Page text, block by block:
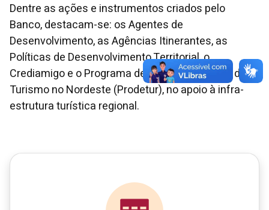
Dentre as ações e instrumentos criados pelo
Banco, destacam-se: os Agentes de
Desenvolvimento, as Agências Itinerantes, as
Políticas de Desenvolvimento Territorial, o
Crediamigo e o Programa de Desenvolvimento do
Turismo no Nordeste (Prodetur), no apoio à infra-
estrutura turística regional.